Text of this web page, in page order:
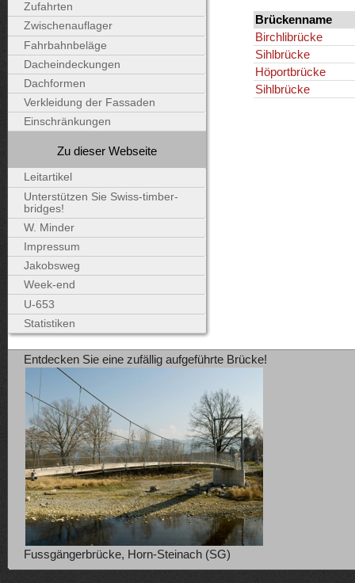
Brückenname
Birchlibrücke
Sihlbrücke
Höportbrücke
Sihlbrücke
Zufahrten
Zwischenauflager
Fahrbahnbeläge
Dacheindeckungen
Dachformen
Verkleidung der Fassaden
Einschränkungen
Zu dieser Webseite
Leitartikel
Unterstützen Sie Swiss-timber-
bridges!
W. Minder
Impressum
Jakobsweg
Week-end
U-653
Statistiken
Entdecken Sie eine zufällig aufgeführte Brücke!
Fussgängerbrücke, Horn-Steinach (SG)